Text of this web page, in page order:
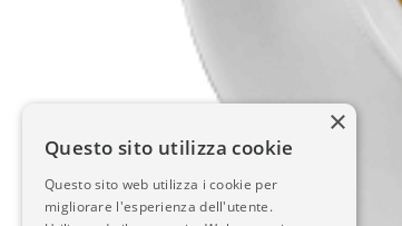
×
Questo sito utilizza cookie
Questo sito web utilizza i cookie per
migliorare l'esperienza dell'utente.